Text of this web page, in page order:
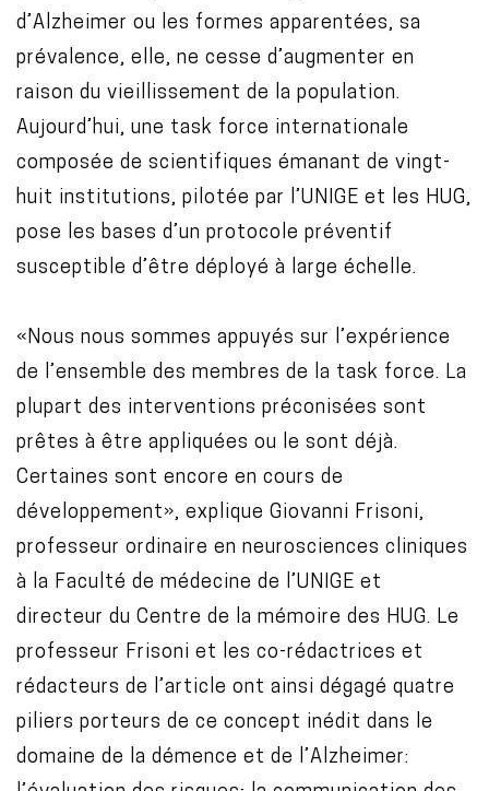
d’Alzheimer ou les formes apparentées, sa
prévalence, elle, ne cesse d’augmenter en
raison du vieillissement de la population.
Aujourd’hui, une task force internationale
composée de scientifiques émanant de vingt-
huit institutions, pilotée par l’UNIGE et les HUG,
pose les bases d’un protocole préventif
susceptible d’être déployé à large échelle.
«Nous nous sommes appuyés sur l’expérience
de l’ensemble des membres de la task force. La
plupart des interventions préconisées sont
prêtes à être appliquées ou le sont déjà.
Certaines sont encore en cours de
développement», explique Giovanni Frisoni,
professeur ordinaire en neurosciences cliniques
à la Faculté de médecine de l’UNIGE et
directeur du Centre de la mémoire des HUG. Le
professeur Frisoni et les co-rédactrices et
rédacteurs de l’article ont ainsi dégagé quatre
piliers porteurs de ce concept inédit dans le
domaine de la démence et de l’Alzheimer: